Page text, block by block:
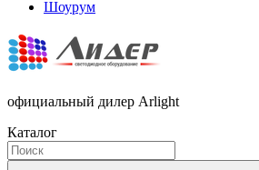
Шоурум
официальный дилер Arlight
Каталог